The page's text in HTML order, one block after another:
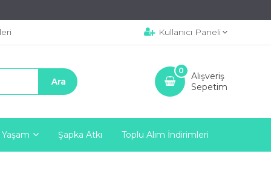
Kullanıcı Paneli
Alışveriş
Sepetim
0
Yaşam Şapka Atkı Toplu Alım İndirimleri